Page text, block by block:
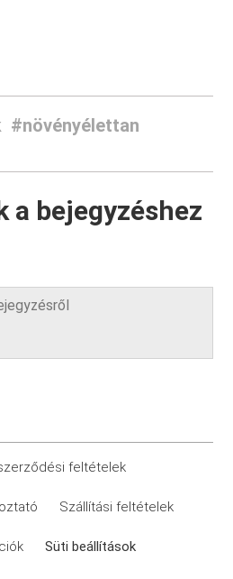
#növényélettan
a bejegyzéshez
feltételek
Szállítási feltételek
Süti beállítások